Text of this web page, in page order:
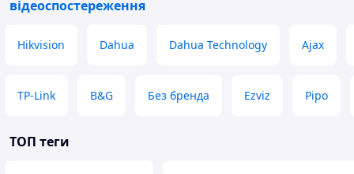
відеоспостереження
Hikvision Dahua Dahua Technology Ajax
TP-Link B&G Без бренда Ezviz Pipo
ТОП теги